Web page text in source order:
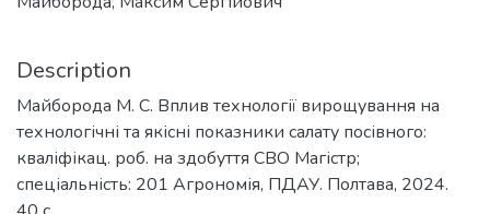
Description
Майборода М. С. Вплив технології вирощування на
технологічні та якісні показники салату посівного:
кваліфікац. роб. на здобуття СВО Магістр;
спеціальність: 201 Агрономія, ПДАУ. Полтава, 2024.